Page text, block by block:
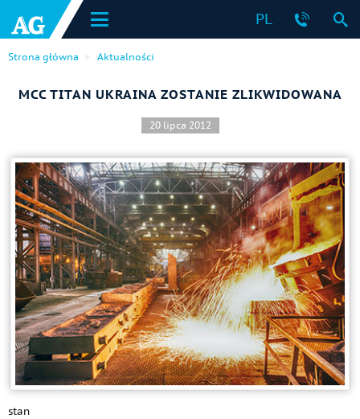
PL
Strona główna Aktualności
MCC TITAN UKRAINA ZOSTANIE ZLIKWIDOWANA
20 lipca 2012
stan